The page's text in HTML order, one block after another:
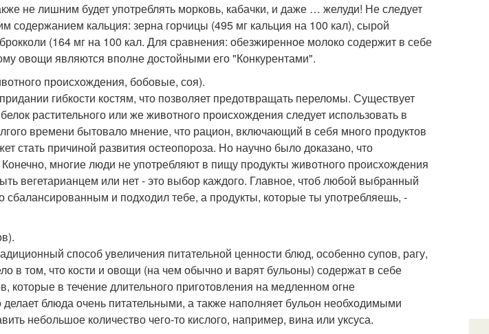
не лишним будет употреблять морковь, кабачки, и даже … желуди! Не следует
содержанием кальция: зерна горчицы (495 мг кальция на 100 кал), сырой
(164 мг на 100 кал. Для сравнения: обезжиренное молоко содержит в себе
овощи являются вполне достойными его "Конкурентами".
происхождения, бобовые, соя).
гибкости костям, что позволяет предотвращать переломы. Существует
растительного или же животного происхождения следует использовать в
времени бытовало мнение, что рацион, включающий в себя много продуктов
стать причиной развития остеопороза. Но научно было доказано, что
многие люди не употребляют в пищу продукты животного происхождения
вегетарианцем или нет - это выбор каждого. Главное, чтоб любой выбранный
и подходил тебе, а продукты, которые ты употребляешь, -
способ увеличения питательной ценности блюд, особенно супов, рагу,
в том, что кости и овощи (на чем обычно и варят бульоны) содержат в себе
которые в течение длительного приготовления на медленном огне
блюда очень питательными, а также наполняет бульон необходимыми
небольшое количество чего-то кислого, например, вина или уксуса.